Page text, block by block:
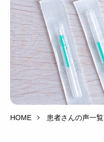
HOME 患者さんの声一覧